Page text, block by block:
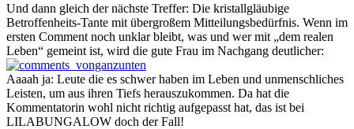
Und dann gleich der nächste Treffer: Die kristallgläubige
Betroffenheits-Tante mit übergroßem Mitteilungsbedürfnis. Wenn im
ersten Comment noch unklar bleibt, was und wer mit „dem realen
Leben“ gemeint ist, wird die gute Frau im Nachgang deutlicher:
Aaaah ja: Leute die es schwer haben im Leben und unmenschliches
Leisten, um aus ihren Tiefs herauszukommen. Da hat die
Kommentatorin wohl nicht richtig aufgepasst hat, das ist bei
LILABUNGALOW doch der Fall!